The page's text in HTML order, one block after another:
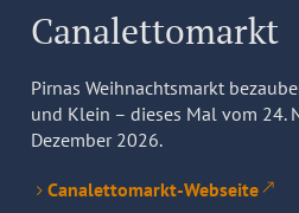
Canalettomarkt
Pirnas Weihnachtsmarkt
und Klein – dieses Mal vom 24.
Dezember 2026.
Canalettomarkt-Webseite